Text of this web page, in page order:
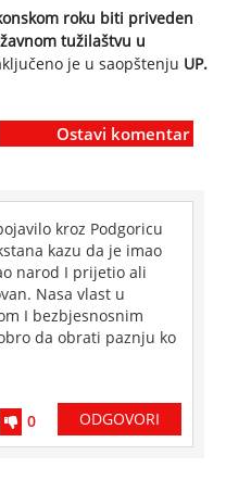
roku biti priveden
tužilaštvu u
je u saopštenju UP.
Ostavi komentar
kroz Podgoricu
kazu da je imao
narod I prijetio ali
Nasa vlast u
I bezbjesnosnim
da obrati paznju ko
0 ODGOVORI